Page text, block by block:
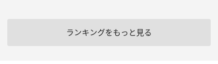
ランキングをもっと見る